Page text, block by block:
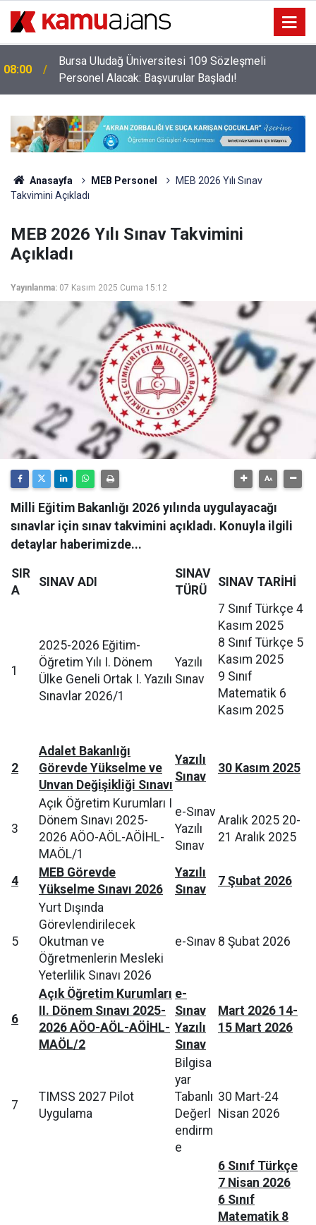
08:00
Bursa Uludağ Üniversitesi 109 Sözleşmeli
Personel Alacak: Başvurular Başladı!
Anasayfa MEB Personel
MEB 2026 Yılı Sınav
Takvimini Açıkladı
MEB 2026 Yılı Sınav Takvimini
Açıkladı
Yayınlanma: 07 Kasım 2025 Cuma 15:12
Milli Eğitim Bakanlığı 2026 yılında uygulayacağı
sınavlar için sınav takvimini açıkladı. Konuyla ilgili
detaylar haberimizde...
SIR
A
SINAV ADI
SINAV
TÜRÜ
SINAV TARİHİ
1
2025-2026 Eğitim-
Öğretim Yılı I. Dönem
Ülke Geneli Ortak I. Yazılı
Sınavlar 2026/1
Yazılı
Sınav
7 Sınıf Türkçe 4
Kasım 2025
8 Sınıf Türkçe 5
Kasım 2025
9 Sınıf
Matematik 6
Kasım 2025
2
Adalet Bakanlığı
Görevde Yükselme ve
Unvan Değişikliği Sınavı
Yazılı
Sınav
30 Kasım 2025
3
Açık Öğretim Kurumları I
Dönem Sınavı 2025-
2026 AÖO-AÖL-AÖİHL-
MAÖL/1
e-Sınav
Yazılı
Sınav
Aralık 2025 20-
21 Aralık 2025
4
MEB Görevde
Yükselme Sınavı 2026
Yazılı
Sınav
7 Şubat 2026
5
Yurt Dışında
Görevlendirilecek
Okutman ve
Öğretmenlerin Mesleki
Yeterlilik Sınavı 2026
e-Sınav 8 Şubat 2026
6
Açık Öğretim Kurumları
II. Dönem Sınavı 2025-
2026 AÖO-AÖL-AÖİHL-
MAÖL/2
e-
Sınav
Yazılı
Sınav
Mart 2026 14-
15 Mart 2026
7
TIMSS 2027 Pilot
Uygulama
Bilgisa
yar
Tabanlı
Değerl
endirm
e
30 Mart-24
Nisan 2026
6 Sınıf Türkçe
7 Nisan 2026
6 Sınıf
Matematik 8